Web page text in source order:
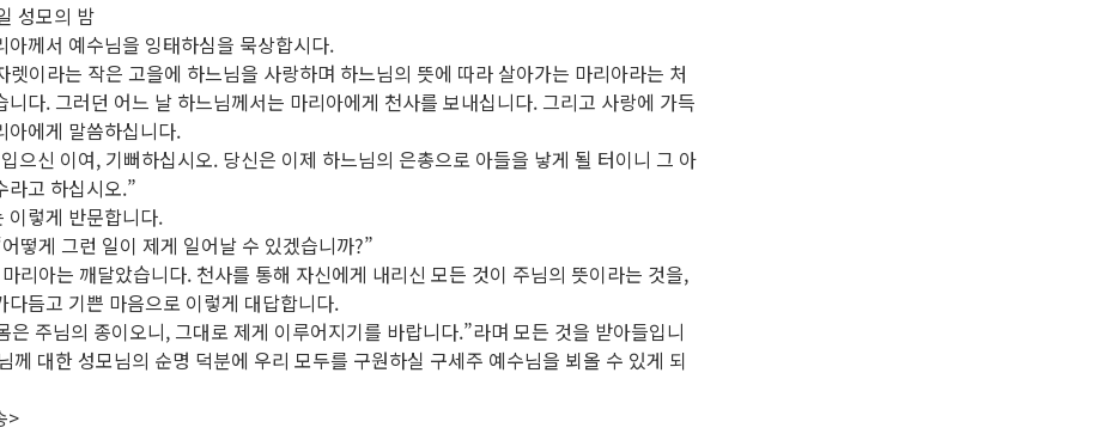
성모의 밤
께서 예수님을 잉태하심을 묵상합시다.
이라는 작은 고을에 하느님을 사랑하며 하느님의 뜻에 따라 살아가는 마리아라는 처
니다. 그러던 어느 날 하느님께서는 마리아에게 천사를 보내십니다. 그리고 사랑에 가득
아에게 말씀하십니다.
으신 이여, 기뻐하십시오. 당신은 이제 하느님의 은총으로 아들을 낳게 될 터이니 그 아
라고 하십시오.”
이렇게 반문합니다.
게 그런 일이 제게 일어날 수 있겠습니까?”
리아는 깨달았습니다. 천사를 통해 자신에게 내리신 모든 것이 주님의 뜻이라는 것을,
다듬고 기쁜 마음으로 이렇게 대답합니다.
주님의 종이오니, 그대로 제게 이루어지기를 바랍니다.”라며 모든 것을 받아들입니
께 대한 성모님의 순명 덕분에 우리 모두를 구원하실 구세주 예수님을 뵈올 수 있게 되
>